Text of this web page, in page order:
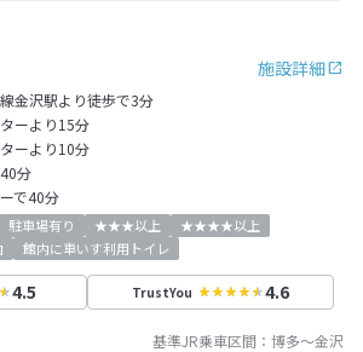
施設詳細
金沢駅より徒歩で3分
ーより15分
ーより10分
分
で40分
駐車場有り ★★★以上
★★★★以上
館内に車いす利用トイレ
4.5 TrustYou 4.6
基準JR乗車区間： 博多～金沢